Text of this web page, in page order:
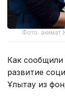
Фото: акимат
Как сообщили
развитие
Ұлытау из